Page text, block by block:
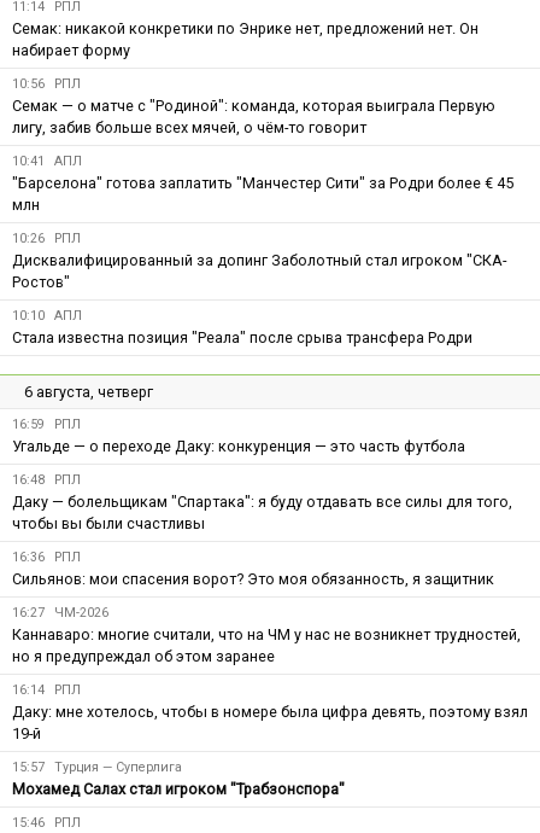
11:14 РПЛ
Семак: никакой конкретики по Энрике нет, предложений нет. Он
набирает форму
10:56 РПЛ
Семак — о матче с "Родиной": команда, которая выиграла Первую
лигу, забив больше всех мячей, о чём-то говорит
10:41 АПЛ
"Барселона" готова заплатить "Манчестер Сити" за Родри более € 45
млн
10:26 РПЛ
Дисквалифицированный за допинг Заболотный стал игроком "СКА-
Ростов"
10:10 АПЛ
Стала известна позиция "Реала" после срыва трансфера Родри
6 августа, четверг
16:59 РПЛ
Угальде — о переходе Даку: конкуренция — это часть футбола
16:48 РПЛ
Даку — болельщикам "Спартака": я буду отдавать все силы для того,
чтобы вы были счастливы
16:36 РПЛ
Сильянов: мои спасения ворот? Это моя обязанность, я защитник
16:27 ЧМ-2026
Каннаваро: многие считали, что на ЧМ у нас не возникнет трудностей,
но я предупреждал об этом заранее
16:14 РПЛ
Даку: мне хотелось, чтобы в номере была цифра девять, поэтому взял
19-й
15:57 Турция — Суперлига
Мохамед Салах стал игроком "Трабзонспора"
15:46 РПЛ